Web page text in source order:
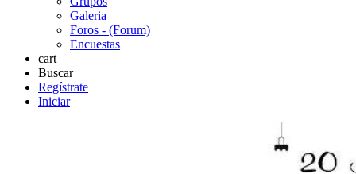
Galeria
Foros - (Forum)
Encuestas
cart
Buscar
Regístrate
Iniciar